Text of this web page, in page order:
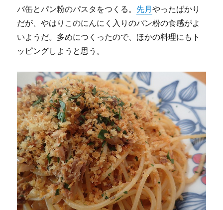
バ缶とパン粉のパスタをつくる。 先月やったばかり
だが、やはりこのにんにく入りのパン粉の食感がよ
いようだ。多めにつくったので、ほかの料理にもト
ッピングしようと思う。